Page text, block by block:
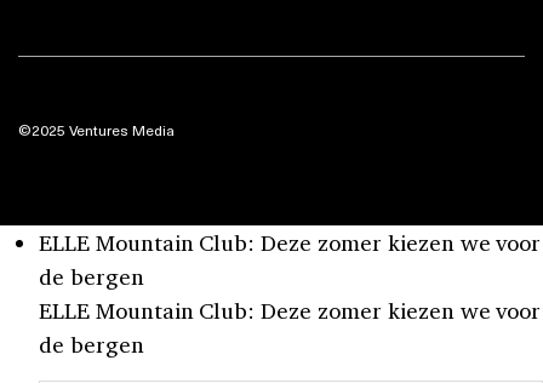
©2025 Ventures Media
ELLE Mountain Club: Deze zomer kiezen we voor
de bergen
ELLE Mountain Club: Deze zomer kiezen we voor
de bergen